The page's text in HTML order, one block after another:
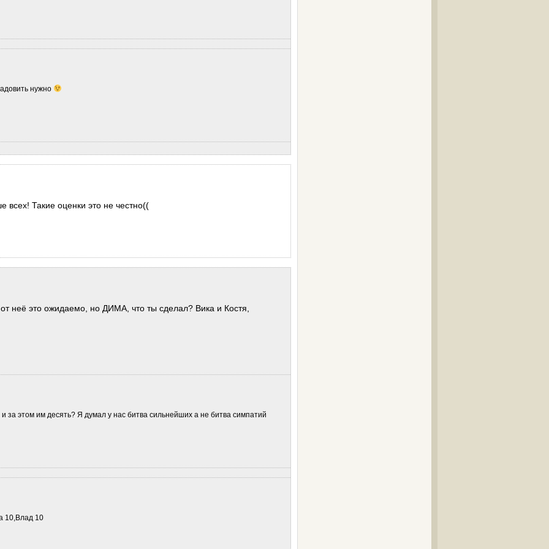
нужно
Такие оценки это не честно((
неё это ожидаемо, но ДИМА, что ты сделал? Вика и Костя,
за этом им десять? Я думал у нас битва сильнейших а не битва симпатий
10,Влад 10